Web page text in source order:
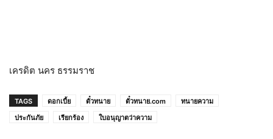
เครดิต นคร ธรรมราช
TAGS ดอกเบี้ย ตั๋วทนาย ตั๋วทนาย.com
ทนายความ
ประกันภัย
เรียกร้อง ใบอนุญาตว่าความ